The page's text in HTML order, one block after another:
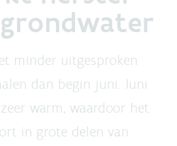
minder uitgesproken
dan begin juni. Juni
warm, waardoor het
in grote delen van